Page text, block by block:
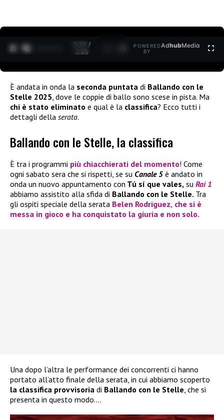
0:30 /
3:35
POWERED
BY
AdhubMedia
È andata in onda la seconda puntata di Ballando con le
Stelle 2025 , dove le coppie di ballo sono scese in pista. Ma
chi è stato eliminato e qual è la classifica? Ecco tutti i
dettagli della serata.
Ballando con le Stelle, la classifica
È tra i programmi più chiacchierati del momento! Come
ogni sabato sera che si rispetti, se su Canale 5 è andato in
onda un nuovo appuntamento con Tú sí que vales, su Rai 1
abbiamo assistito alla sfida di Ballando con le Stelle. Tra
gli ospiti speciale della serata Belen Rodriguez, che si è
messa in gioco e ha conquistato la giuria e non solo.
Una dopo l’altra le performance dei concorrenti ci hanno
portato all’atto finale della serata, in cui abbiamo scoperto
la classifica provvisoria di Ballando con le Stelle, che si
presenta in questo modo….